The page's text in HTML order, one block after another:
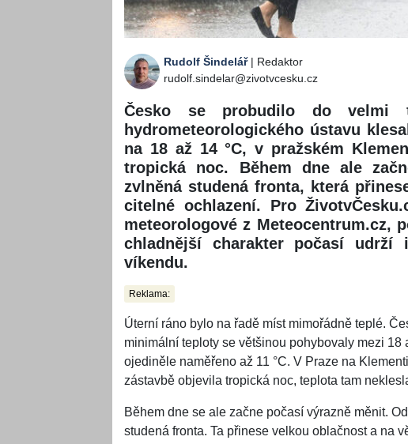
Rudolf Šindelář| Redaktor
rudolf.sindelar@zivotvcesku.cz
Česko se probudilo do velmi
hydrometeorologického ústavu
na 18 až 14 °C, v pražském
tropická noc. Během dne ale
zvlněná studená fronta, která
citelné ochlazení. Pro
meteorologové z Meteocentrum.cz,
chladnější charakter počasí
víkendu.
Reklama:
Úterní ráno bylo na řadě míst mimořádně teplé.
minimální teploty se většinou pohybovaly mezi 18
ojediněle naměřeno až 11 °C. V Praze na
zástavbě objevila tropická noc, teplota tam
Během dne se ale začne počasí výrazně měnit.
studená fronta. Ta přinese velkou oblačnost a na